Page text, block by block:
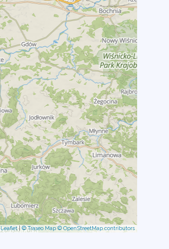
Leaflet | © Traseo Map © OpenStreetMap contributors